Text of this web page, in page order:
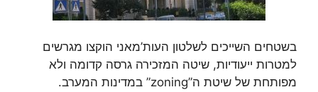
בשטחים השייכים לשלטון העות’מאני הוקצו מגרשים
למטרות ייעודיות, שיטה המזכירה גרסה קדומה ולא
מפותחת של שיטת ה”zoning” במדינות המערב.